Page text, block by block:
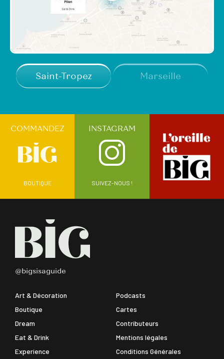
Saint-Tropez Marseille
COMMANDEZ
BOUTIQUE
INSTAGRAM
SUIVEZ-NOUS !
@bigsisaguide
Art & Décoration
Boutique
Dream
Eat & Drink
Experience
Podcasts
Cartes
Contributeurs
Mentions légales
Conditions Générales